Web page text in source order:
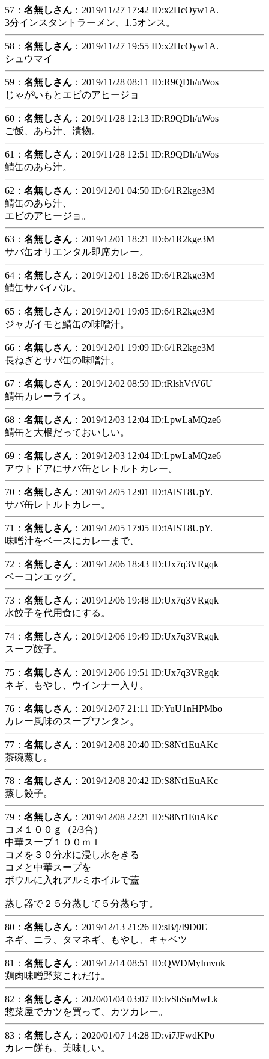
57： 名無しさん ：2019/11/27 17:42 ID:x2HcOyw1A.
3分インスタントラーメン、1.5オンス。
58： 名無しさん ：2019/11/27 19:55 ID:x2HcOyw1A.
シュウマイ
59： 名無しさん ：2019/11/28 08:11 ID:R9QDh/uWos
じゃがいもとエビのアヒージョ
60： 名無しさん ：2019/11/28 12:13 ID:R9QDh/uWos
ご飯、あら汁、漬物。
61： 名無しさん ：2019/11/28 12:51 ID:R9QDh/uWos
鯖缶のあら汁。
62： 名無しさん ：2019/12/01 04:50 ID:6/1R2kge3M
鯖缶のあら汁、
エビのアヒージョ。
63： 名無しさん ：2019/12/01 18:21 ID:6/1R2kge3M
サバ缶オリエンタル即席カレー。
64： 名無しさん ：2019/12/01 18:26 ID:6/1R2kge3M
鯖缶サバイバル。
65： 名無しさん ：2019/12/01 19:05 ID:6/1R2kge3M
ジャガイモと鯖缶の味噌汁。
66： 名無しさん ：2019/12/01 19:09 ID:6/1R2kge3M
長ねぎとサバ缶の味噌󠄀汁。
67： 名無しさん ：2019/12/02 08:59 ID:tRlshVtV6U
鯖缶カレーライス。
68： 名無しさん ：2019/12/03 12:04 ID:LpwLaMQze6
鯖缶と大根だっておいしい。
69： 名無しさん ：2019/12/03 12:04 ID:LpwLaMQze6
アウトドアにサバ缶とレトルトカレー。
70： 名無しさん ：2019/12/05 12:01 ID:tAlST8UpY.
サバ缶レトルトカレー。
71： 名無しさん ：2019/12/05 17:05 ID:tAlST8UpY.
味噌汁をベースにカレーまで、
72： 名無しさん ：2019/12/06 18:43 ID:Ux7q3VRgqk
ベーコンエッグ。
73： 名無しさん ：2019/12/06 19:48 ID:Ux7q3VRgqk
水餃子を代用食にする。
74： 名無しさん ：2019/12/06 19:49 ID:Ux7q3VRgqk
スープ餃子。
75： 名無しさん ：2019/12/06 19:51 ID:Ux7q3VRgqk
ネギ、もやし、ウインナー入り。
76： 名無しさん ：2019/12/07 21:11 ID:YuU1nHPMbo
カレー風味のスープワンタン。
77： 名無しさん ：2019/12/08 20:40 ID:S8Nt1EuAKc
茶碗蒸し。
78： 名無しさん ：2019/12/08 20:42 ID:S8Nt1EuAKc
蒸し餃子。
79： 名無しさん ：2019/12/08 22:21 ID:S8Nt1EuAKc
コメ１００ｇ（2/3合）
中華スープ１００ｍｌ
コメを３０分水に浸し水をきる
コメと中華スープを
ボウルに入れアルミホイルで蓋
蒸し器で２５分蒸して５分蒸らす。
80： 名無しさん ：2019/12/13 21:26 ID:sB/j/I9D0E
ネギ、ニラ、タマネギ、もやし、キャベツ
81： 名無しさん ：2019/12/14 08:51 ID:QWDMyImvuk
鶏肉味噌野菜これだけ。
82： 名無しさん ：2020/01/04 03:07 ID:tvSbSnMwLk
惣菜屋でカツを買って、カツカレー。
83： 名無しさん ：2020/01/07 14:28 ID:vi7JFwdKPo
カレー餅も、美味しい。